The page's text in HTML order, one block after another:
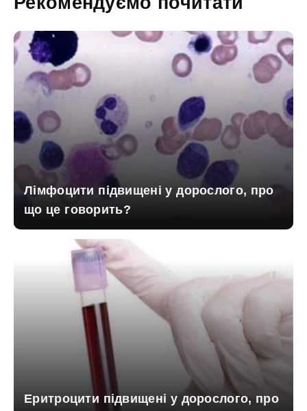
Лімфоцити підвищені у дорослого, про
що це говорить?
Еритроцити підвищені у дорослого, про